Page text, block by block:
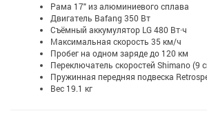
Рама 17" из алюминиевого сплава
Двигатель Bafang 350 Вт
Съёмный аккумулятор LG 480 Вт·ч
Максимальная скорость 35 км/ч
Пробег на одном заряде до 120 км
Переключатель скоростей Shimano (9
Пружинная передняя подвеска
Вес 19.1 кг